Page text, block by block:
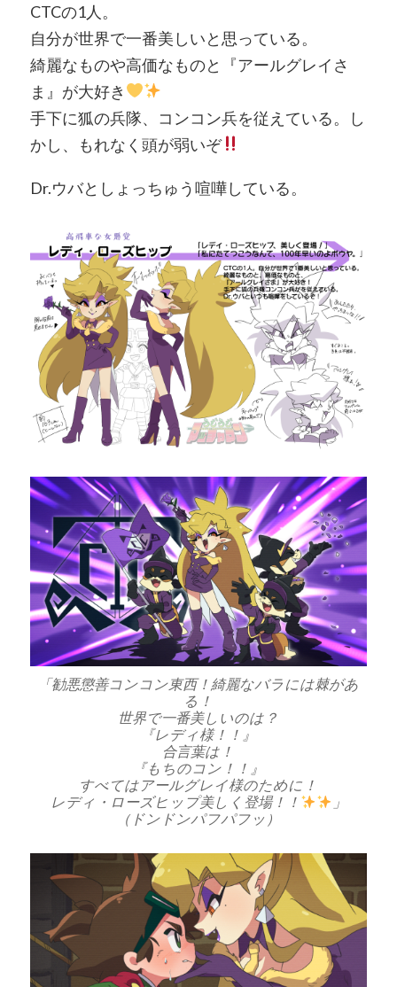
CTCの1人。
自分が世界で一番美しいと思っている。
綺麗なものや高価なものと『アールグレイさ
ま』が大好き
手下に狐の兵隊、コンコン兵を従えている。し
かし、もれなく頭が弱いぞ
Dr.ウバとしょっちゅう喧嘩している。
「勧悪懲善コンコン東西！綺麗なバラには棘があ
る！
世界で一番美しいのは？
『レディ様！！』
合言葉は！
『もちのコン！！』
すべてはアールグレイ様のために！
レディ・ローズヒップ美しく登場！！
」
（ドンドンパフパフッ）